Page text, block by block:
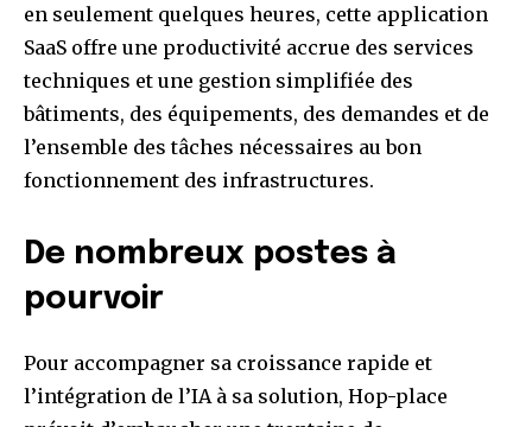
en seulement quelques heures, cette application
SaaS offre une productivité accrue des services
techniques et une gestion simplifiée des
bâtiments, des équipements, des demandes et de
l’ensemble des tâches nécessaires au bon
fonctionnement des infrastructures.
De nombreux postes à
pourvoir
Pour accompagner sa croissance rapide et
l’intégration de l’IA à sa solution, Hop-place